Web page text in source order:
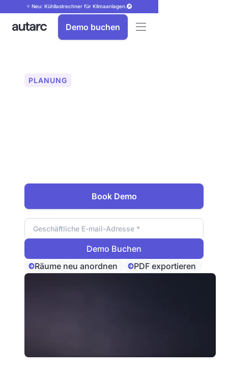
⭐ Neu: Kühllastrechner für Klimaanlagen.
Demo buchen
PLANUNG
Book Demo
Räume neu anordnen PDF exportieren